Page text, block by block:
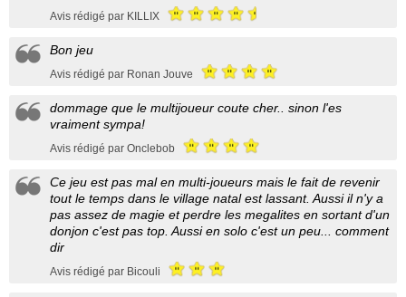
Avis rédigé par KILLIX
Bon jeu
Avis rédigé par Ronan Jouve
dommage que le multijoueur coute cher.. sinon l'es
vraiment sympa!
Avis rédigé par Onclebob
Ce jeu est pas mal en multi-joueurs mais le fait de revenir
tout le temps dans le village natal est lassant. Aussi il n'y a
pas assez de magie et perdre les megalites en sortant d'un
donjon c'est pas top. Aussi en solo c'est un peu... comment
dir
Avis rédigé par Bicouli